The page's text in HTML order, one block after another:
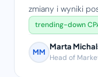
zmiany i wyniki
trending-down
MM
Marta
Head of